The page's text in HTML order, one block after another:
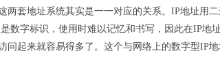
套地址系统其实是一一对应的关系。IP地址用
数字标识，使用时难以记忆和书写，因此在IP地
起来就容易得多了。这个与网络上的数字型IP